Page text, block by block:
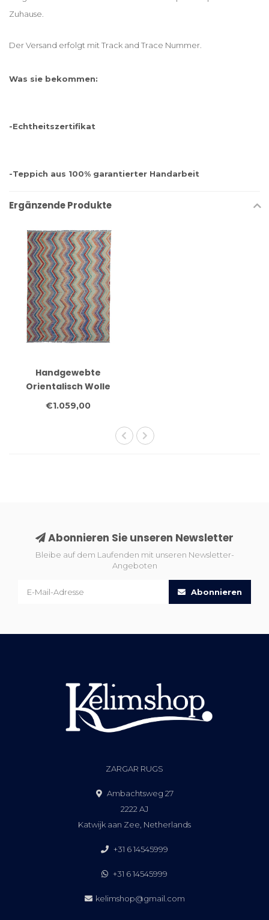
Zuhause.
Der Versand erfolgt mit Track and Trace Nummer.
Was sie bekommen:
-Echtheitszertifikat
-Teppich aus 100% garantierter Handarbeit
Ergänzende Produkte
Handgewebte
Orientalisch Wolle
Kelim Teppich 353x269
€1.059,00
Abonnieren Sie unseren Newsletter
Bleibe auf dem Laufenden mit unseren Newsletter-
Angeboten
Abonnieren
ZARGAR RUGS
Ambachtsweg 27
2222 AJ
Katwijk aan Zee, Netherlands
+31 6 14545999
+31 6 14545999
kelimshop@gmail.com